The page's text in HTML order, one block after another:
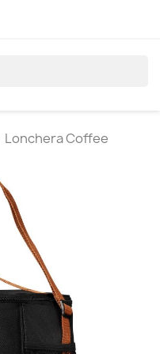
Lonchera Coffee